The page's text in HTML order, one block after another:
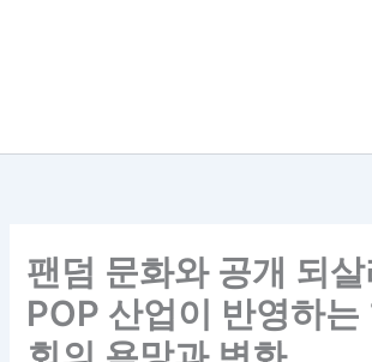
팬덤 문화와 공개 되
POP 산업이 반영하는